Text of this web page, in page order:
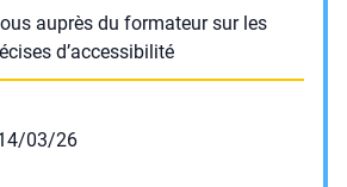
auprès du formateur sur les
d’accessibilité
03/26